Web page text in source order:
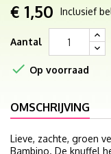
€ 1,50 Inclusief
Aantal
 Op voorraad
OMSCHRIJVING
Lieve, zachte, groen
Bambino. De knuffel